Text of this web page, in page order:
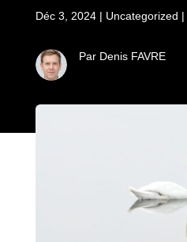
Déc 3, 2024| Uncategorized |
Par Denis FAVRE